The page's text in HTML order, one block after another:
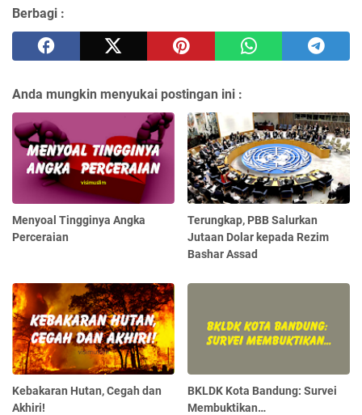
Berbagi :
Anda mungkin menyukai postingan ini :
Menyoal Tingginya Angka
Perceraian
Terungkap, PBB Salurkan
Jutaan Dolar kepada Rezim
Bashar Assad
Kebakaran Hutan, Cegah dan
Akhiri!
BKLDK Kota Bandung: Survei
Membuktikan…